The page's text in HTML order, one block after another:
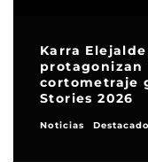
Karra
protagonizan
cortometraje
Stories 2026
Noticias